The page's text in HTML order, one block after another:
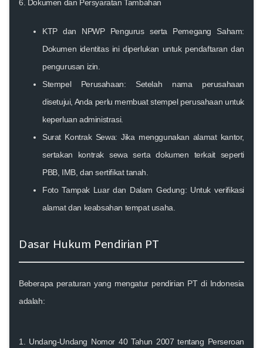
6. Dokumen dan Persyaratan Tambahan
KTP dan NPWP Pengurus serta Pemegang Saham:
Dokumen identitas ini diperlukan untuk pendaftaran dan
pengurusan izin.
Stempel Perusahaan: Setelah nama perusahaan
disetujui, Anda perlu membuat stempel perusahaan untuk
keperluan administrasi.
Surat Kontrak Sewa: Jika menggunakan alamat kantor,
sertakan kontrak sewa serta dokumen terkait seperti
PBB, IMB, dan sertifikat tanah.
Foto Tampak Luar dan Dalam Gedung: Untuk verifikasi
alamat dan keabsahan tempat usaha.
Dasar Hukum Pendirian PT
Beberapa peraturan yang mengatur pendirian PT di Indonesia
adalah:
1. Undang-Undang Nomor 40 Tahun 2007 tentang Perseroan